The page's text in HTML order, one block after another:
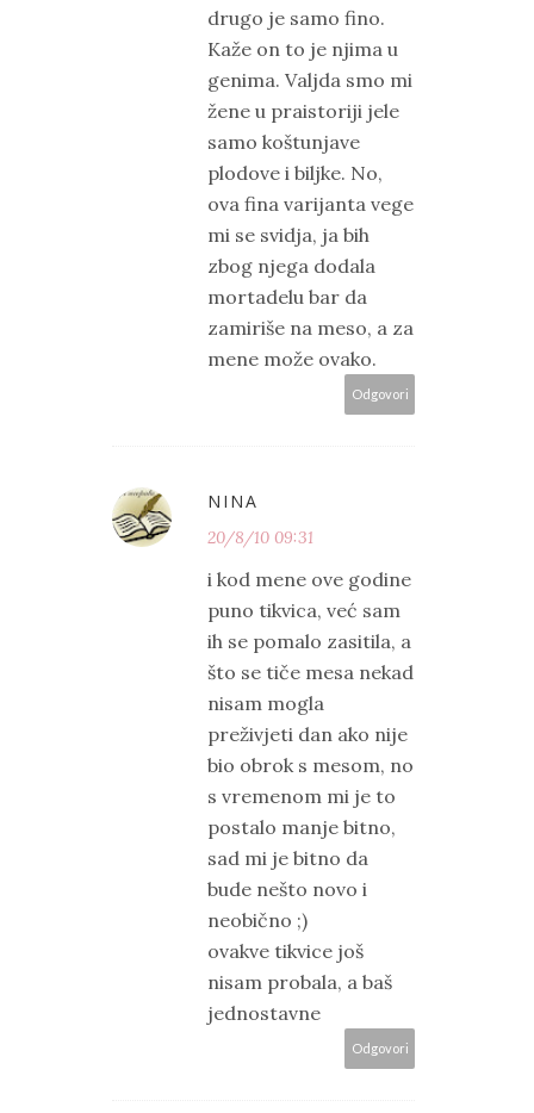
drugo je samo fino.
Kaže on to je njima u
genima. Valjda smo mi
žene u praistoriji jele
samo koštunjave
plodove i biljke. No,
ova fina varijanta vege
mi se svidja, ja bih
zbog njega dodala
mortadelu bar da
zamiriše na meso, a za
mene može ovako.
Odgovori
NINA
20/8/10 09:31
i kod mene ove godine
puno tikvica, već sam
ih se pomalo zasitila, a
što se tiče mesa nekad
nisam mogla
preživjeti dan ako nije
bio obrok s mesom, no
s vremenom mi je to
postalo manje bitno,
sad mi je bitno da
bude nešto novo i
neobično ;)
ovakve tikvice još
nisam probala, a baš
jednostavne
Odgovori